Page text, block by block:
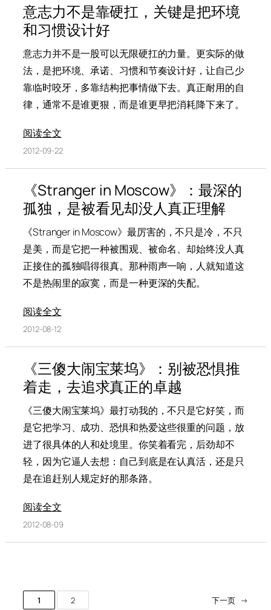
意志力不是靠硬扛，关键是把环境
和习惯设计好
意志力并不是一股可以无限硬扛的力量。更实际的做
法，是把环境、承诺、习惯和节奏设计好，让自己少
靠临时咬牙，多靠结构把事情做下去。真正耐用的自
律，通常不是谁更狠，而是谁更早把消耗降下来了。
阅读全文
2012-09-22
《Stranger in Moscow》：最深的
孤独，是被看见却没人真正理解
《Stranger in Moscow》最厉害的，不只是冷，不只
是美，而是它把一种被围观、被命名、却始终没人真
正接住的孤独唱得很真。那种雨声一响，人就知道这
不是热闹里的寂寞，而是一种更深的失配。
阅读全文
2012-08-12
《三傻大闹宝莱坞》：别被恐惧推
着走，去追求真正的卓越
《三傻大闹宝莱坞》最打动我的，不只是它好笑，而
是它把学习、成功、恐惧和热爱这些很重的问题，放
进了很具体的人和处境里。你笑着看完，后劲却不
轻，因为它逼人去想：自己到底是在认真活，还是只
是在追赶别人规定好的那条路。
阅读全文
2012-08-09
1 2 下一页 →